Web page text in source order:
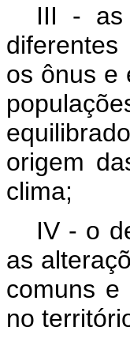
III - as
diferentes
os ônus e
origem
clima;
IV - o
as
comuns e
no